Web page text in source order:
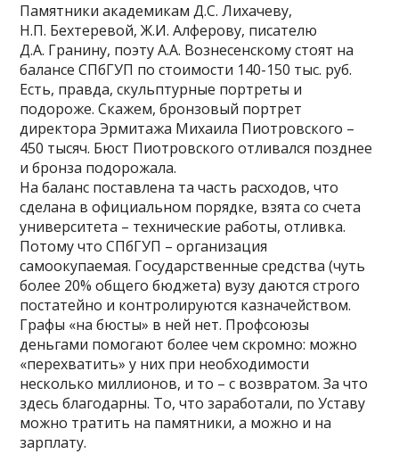
Памятники академикам Д.С. Лихачеву,
Н.П. Бехтеревой, Ж.И. Алферову, писателю
Д.А. Гранину, поэту А.А. Вознесенскому стоят на
балансе СПбГУП по стоимости 140-150 тыс. руб.
Есть, правда, скульптурные портреты и
подороже. Скажем, бронзовый портрет
директора Эрмитажа Михаила Пиотровского –
450 тысяч. Бюст Пиотровского отливался позднее
и бронза подорожала.
На баланс поставлена та часть расходов, что
сделана в официальном порядке, взята со счета
университета – технические работы, отливка.
Потому что СПбГУП – организация
самоокупаемая. Государственные средства (чуть
более 20% общего бюджета) вузу даются строго
постатейно и контролируются казначейством.
Графы «на бюсты» в ней нет. Профсоюзы
деньгами помогают более чем скромно: можно
«перехватить» у них при необходимости
несколько миллионов, и то – с возвратом. За что
здесь благодарны. То, что заработали, по Уставу
можно тратить на памятники, а можно и на
зарплату.